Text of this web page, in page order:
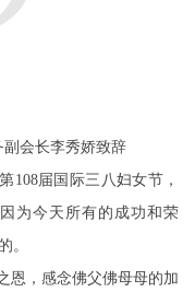
会长李秀娇致辞
108届国际三八妇女节，
为今天所有的成功和荣
。
恩，感念佛父佛母母的加